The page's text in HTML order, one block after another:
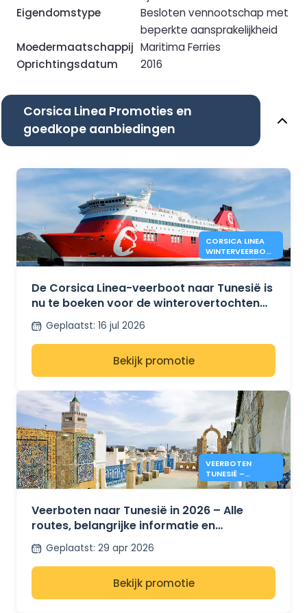
Eigendomstype
Besloten vennootschap met
beperkte aansprakelijkheid
Moedermaatschappij Maritima Ferries
Oprichtingsdatum
2016
Corsica Linea Promoties en
goedkope aanbiedingen
CORSICA LINEA
WINTERVEERBOTE
N TUSSEN
TUNIS
De Corsica Linea-veerboot naar Tunesië is
nu te boeken voor de winterovertochten
tussen Marseille en Tunesië.
Geplaatst: 16 jul 2026
Bekijk promotie
VEERBOTEN
TUNESIË –
PRIJZEN & INFO
Veerboten naar Tunesië in 2026 – Alle
routes, belangrijke informatie en
prijsontwikkelingen voor de zomer
Geplaatst: 29 apr 2026
Bekijk promotie